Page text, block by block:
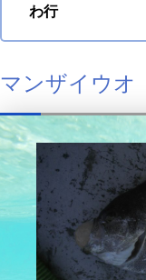
わ行
マンザイウオ